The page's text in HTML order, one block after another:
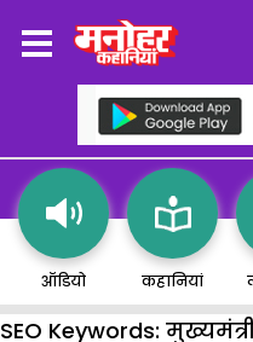
ऑडियो कहानियां
SEO Keywords: